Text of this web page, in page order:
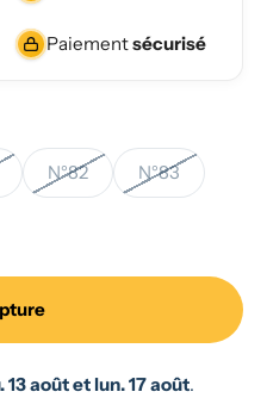
Paiementsécurisé
N°82 N°83
13 août et lun. 17 août.